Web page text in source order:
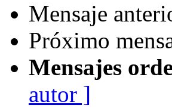
Mensaje
Próximo
Mensajes
autor ]